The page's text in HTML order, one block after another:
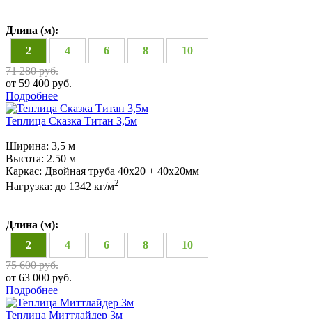
Длина (м):
2
4 6 8
10
71 280 руб.
от 59 400 руб.
Подробнее
Теплица Сказка Титан 3,5м
Ширина: 3,5 м
Высота: 2.50 м
Каркас: Двойная труба 40x20 + 40х20мм
Нагрузка: до 1342 кг/м2
Длина (м):
2
4 6 8
10
75 600 руб.
от 63 000 руб.
Подробнее
Теплица Миттлайдер 3м